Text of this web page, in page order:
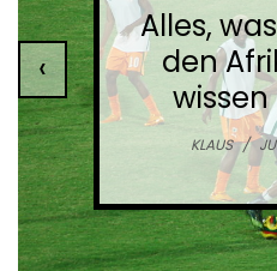
Alles,
den
KLAUS /
‹